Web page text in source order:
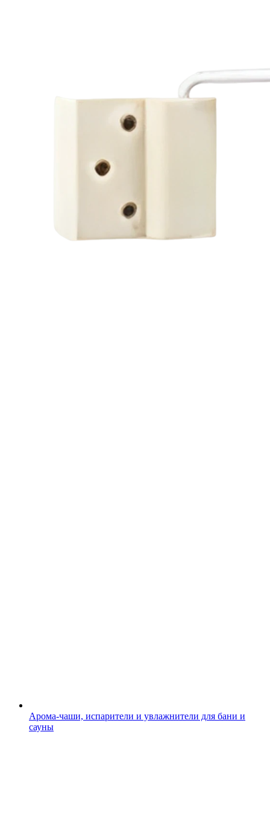
Арома-чаши, испарители и увлажнители для бани и
сауны